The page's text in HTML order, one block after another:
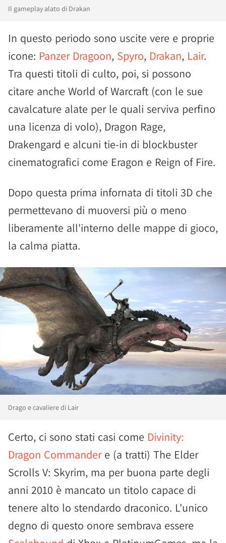
Il gameplay alato di Drakan
In questo periodo sono uscite vere e proprie
icone: Panzer Dragoon, Spyro, Drakan, Lair.
Tra questi titoli di culto, poi, si possono
citare anche World of Warcraft (con le sue
cavalcature alate per le quali serviva perfino
una licenza di volo), Dragon Rage,
Drakengard e alcuni tie-in di blockbuster
cinematografici come Eragon e Reign of Fire.
Dopo questa prima infornata di titoli 3D che
permettevano di muoversi più o meno
liberamente all'interno delle mappe di gioco,
la calma piatta.
Drago e cavaliere di Lair
Certo, ci sono stati casi come Divinity:
Dragon Commandere (a tratti) The Elder
Scrolls V: Skyrim, ma per buona parte degli
anni 2010 è mancato un titolo capace di
tenere alto lo stendardo draconico. L'unico
degno di questo onore sembrava essere